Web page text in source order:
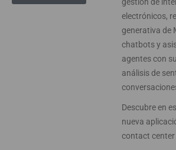
electrónicos,
generativa de
chatbots y
agentes con
análisis de
Descubre en
nueva
contact center